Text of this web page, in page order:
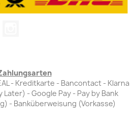
- Kreditkarte - Bancontact - Klarna
- Google Pay - Pay by Bank
- Banküberweisung (Vorkasse)